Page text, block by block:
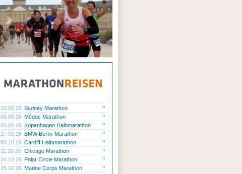
30.08.26 Sydney Marathon
05.09.26 Médoc Marathon
20.09.26 Kopenhagen Halbmarathon
27.09.26 BMW Berlin-Marathon
04.10.26 Cardiff Halbmarathon
11.10.26 Chicago Marathon
24.10.26 Polar Circle Marathon
25.10.26 Marine Corps Marathon